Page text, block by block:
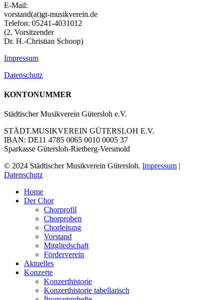
E-Mail:
vorstand(at)gt-musikverein.de
Telefon: 05241-4031012
(2. Vorsitzender
Dr. H.-Christian Schoop)
Impressum
Datenschutz
KONTONUMMER
Städtischer Musikverein Gütersloh e.V.
STÄDT.MUSIKVEREIN GÜTERSLOH E.V.
IBAN: DE11 4785 0065 0010 0005 37
Sparkasse Gütersloh-Rietberg-Versmold
© 2024 Städtischer Musikverein Gütersloh. Impressum |
Datenschutz
Close
Menu
Home
Der Chor
Chorprofil
Chorproben
Chorleitung
Vorstand
Mitgliedschaft
Förderverein
Aktuelles
Konzerte
Konzerthistorie
Konzerthistorie tabellarisch